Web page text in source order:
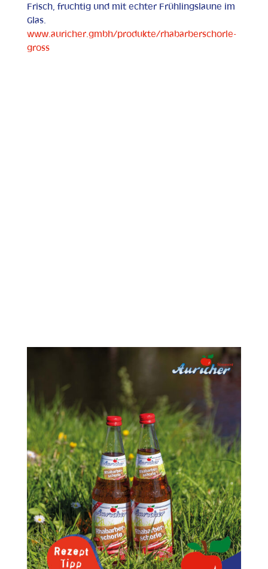
Frisch, fruchtig und mit echter Frühlingslaune im
Glas.
www.auricher.gmbh/produkte/rhabarberschorle-
gross